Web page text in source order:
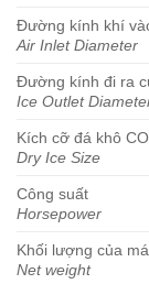
Đường kính khí
Air Inlet Diameter
Đường kính đi ra
Ice Outlet
Kích cỡ đá khô
Dry Ice Size
Công suất
Horsepower
Khối lượng của
Net weight